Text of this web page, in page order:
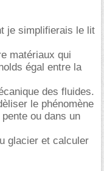
je simplifierais le lit
matériaux qui
égal entre la
des fluides.
le phénomène
ou dans un
glacier et calculer